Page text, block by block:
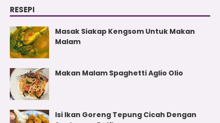
RESEPI
Masak Siakap Kengsom Untuk Makan
Malam
Makan Malam Spaghetti Aglio Olio
Isi Ikan Goreng Tepung Cicah Dengan